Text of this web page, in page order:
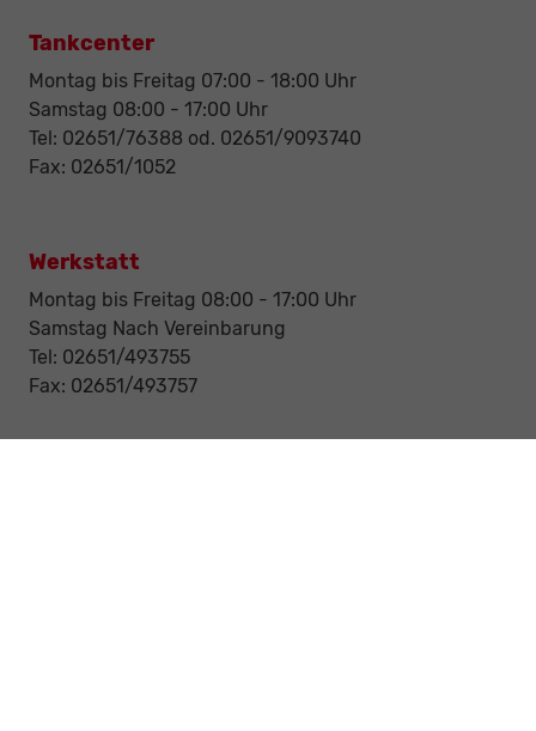
Tankcenter
Montag bis Freitag 07:00 - 18:00 Uhr
Samstag 08:00 - 17:00 Uhr
Tel: 02651/76388 od. 02651/9093740
Fax: 02651/1052
Werkstatt
Montag bis Freitag 08:00 - 17:00 Uhr
Samstag Nach Vereinbarung
Tel: 02651/493755
Fax: 02651/493757